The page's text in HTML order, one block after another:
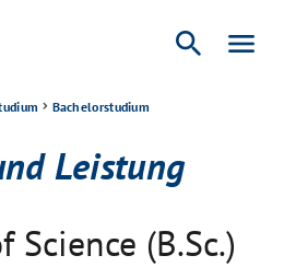
search menu
Bachelorstudium
Leistung
Science (B.Sc.)